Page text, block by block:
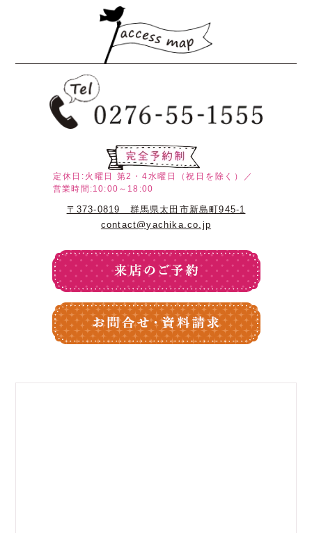
定休日:火曜日
第2・4水曜日（祝日を除く）／
営業時間:10:00～18:00
〒373-0819 群馬県太田市新島町945-1
contact@yachika.co.jp